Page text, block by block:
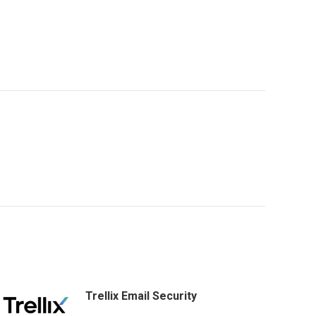
Trellix Email Security